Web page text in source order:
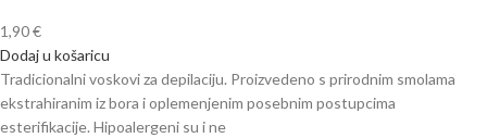
1,90€
Dodaj u košaricu
Tradicionalni voskovi za depilaciju. Proizvedeno s prirodnim smolama
ekstrahiranim iz bora i oplemenjenim posebnim postupcima
esterifikacije. Hipoalergeni su i ne